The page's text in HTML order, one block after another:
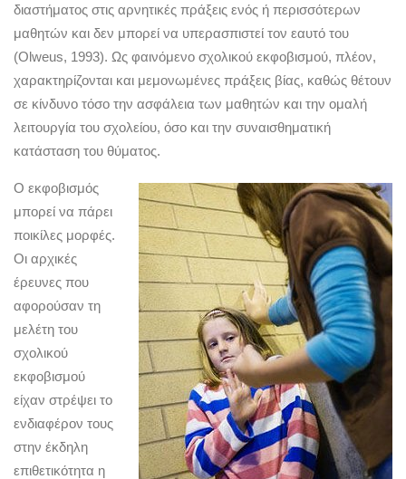
διαστήματος στις αρνητικές πράξεις ενός ή περισσότερων
μαθητών και δεν μπορεί να υπερασπιστεί τον εαυτό του
(Olweus, 1993). Ως φαινόμενο σχολικού εκφοβισμού, πλέον,
χαρακτηρίζονται και μεμονωμένες πράξεις βίας, καθώς θέτουν
σε κίνδυνο τόσο την ασφάλεια των μαθητών και την ομαλή
λειτουργία του σχολείου, όσο και την συναισθηματική
κατάσταση του θύματος.
Ο εκφοβισμός
μπορεί να πάρει
ποικίλες μορφές.
Οι αρχικές
έρευνες που
αφορούσαν τη
μελέτη του
σχολικού
εκφοβισμού
είχαν στρέψει το
ενδιαφέρον τους
στην έκδηλη
επιθετικότητα η